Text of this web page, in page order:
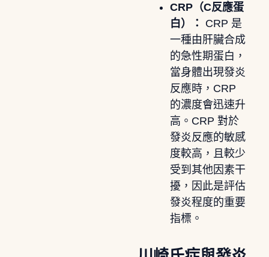
CRP（C反應蛋
白）：
CRP 是
一種由肝臟合成
的急性期蛋白，
當身體出現發炎
反應時，CRP
的濃度會迅速升
高。CRP 對於
發炎反應的敏感
度較高，且較少
受到其他因素干
擾，因此是評估
發炎程度的重要
指標。